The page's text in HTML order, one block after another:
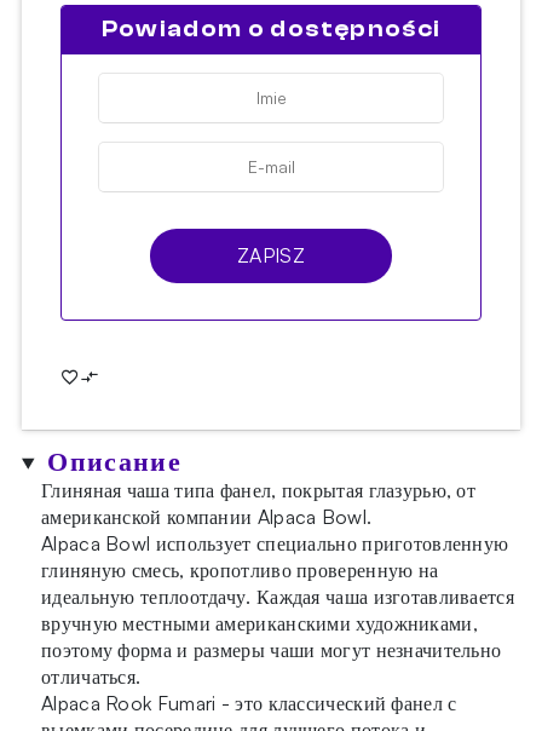
Powiadom o dostępności
ZAPISZ
Описание
Глиняная чаша типа фанел, покрытая глазурью, от
американской компании Alpaca Bowl.
Alpaca Bowl использует специально приготовленную
глиняную смесь, кропотливо проверенную на
идеальную теплоотдачу. Каждая чаша изготавливается
вручную местными американскими художниками,
поэтому форма и размеры чаши могут незначительно
отличаться.
Alpaca Rook Fumari - это классический фанел с